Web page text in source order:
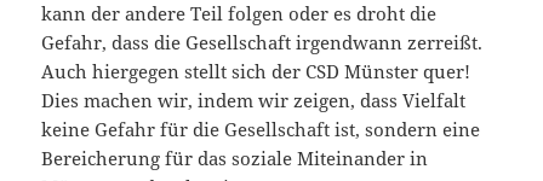
kann der andere Teil folgen oder es droht die
Gefahr, dass die Gesellschaft irgendwann zerreißt.
Auch hiergegen stellt sich der CSD Münster quer!
Dies machen wir, indem wir zeigen, dass Vielfalt
keine Gefahr für die Gesellschaft ist, sondern eine
Bereicherung für das soziale Miteinander in